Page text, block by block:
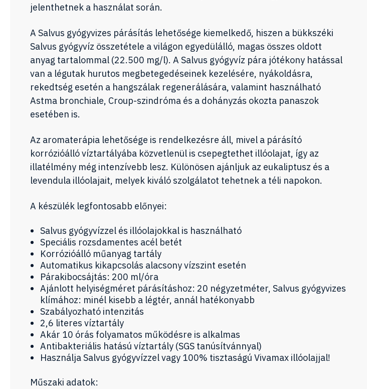
jelenthetnek a használat során.
A Salvus gyógyvizes párásítás lehetősége kiemelkedő, hiszen a bükkszéki
Salvus gyógyvíz összetétele a világon egyedülálló, magas összes oldott
anyag tartalommal (22.500 mg/l). A Salvus gyógyvíz pára jótékony hatással
van a légutak hurutos megbetegedéseinek kezelésére, nyákoldásra,
rekedtség esetén a hangszálak regenerálására, valamint használható
Astma bronchiale, Croup-szindróma és a dohányzás okozta panaszok
esetében is.
Az aromaterápia lehetősége is rendelkezésre áll, mivel a párásító
korrózióálló víztartályába közvetlenül is csepegtethet illóolajat, így az
illatélmény még intenzívebb lesz. Különösen ajánljuk az eukaliptusz és a
levendula illóolajait, melyek kiváló szolgálatot tehetnek a téli napokon.
A készülék legfontosabb előnyei:
Salvus gyógyvízzel és illóolajokkal is használható
Speciális rozsdamentes acél betét
Korrózióálló műanyag tartály
Automatikus kikapcsolás alacsony vízszint esetén
Párakibocsájtás: 200 ml/óra
Ajánlott helyiségméret párásításhoz: 20 négyzetméter, Salvus gyógyvizes
klímához: minél kisebb a légtér, annál hatékonyabb
Szabályozható intenzitás
2,6 literes víztartály
Akár 10 órás folyamatos működésre is alkalmas
Antibakteriális hatású víztartály (SGS tanúsítvánnyal)
Használja Salvus gyógyvízzel vagy 100% tisztaságú Vivamax illóolajjal!
Műszaki adatok: